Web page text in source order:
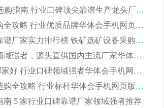
2026CTG 干式磁选机完整选购指南 行业口碑顶尖靠谱生产龙头厂家实力推荐
2026 高精度粉料磁选机选购全攻略 行业优质品牌华体会手机网页版-华体会(中国) 实力深度解析
2026CTB 湿式永磁磁选机靠谱厂家实力排行榜 铁矿选矿设备采购全流程选购指南
2026 尾矿磁选机行业口碑领域强者，源头直供国内主流厂家华体会手机网页版-华体会(中国) 一站式服务
2026尾矿磁选机靠谱厂家哪家好 行业口碑领域强者华体会手机网页版-华体会(中国) 推荐
2026 铁矿磁选机靠谱厂家选购全攻略 行业标杆华体会手机网页版-华体会(中国) 设备性价比出众
南 5 家行业口碑靠谱厂家领域强者推荐